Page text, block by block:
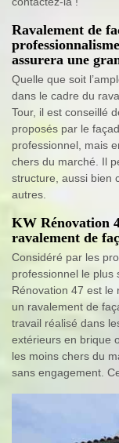
Ravalement de
assurera une
Quelle que soit
dans le cadre du
Tour, il est conseillé
proposés par le
professionnel, mais
chers du marché. Il
structure, aussi bien
autres.
KW Rénovation
ravalement de
Considéré par les
professionnel le plus
Rénovation 47 est le
un ravalement de
travail réalisé dans
extérieurs en brique
les moins chers du
sans engagement.